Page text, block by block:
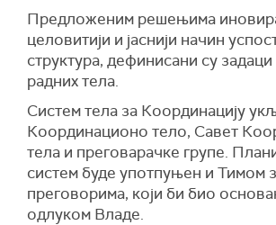
Предложеним решењима
целовитији и јаснији начин
структура, дефинисани су
радних тела.
Систем тела за Координацију
Координационо тело, Савет
тела и преговарачке групе.
систем буде употпуњен и Тимом
преговорима, који би био
одлуком Владе.